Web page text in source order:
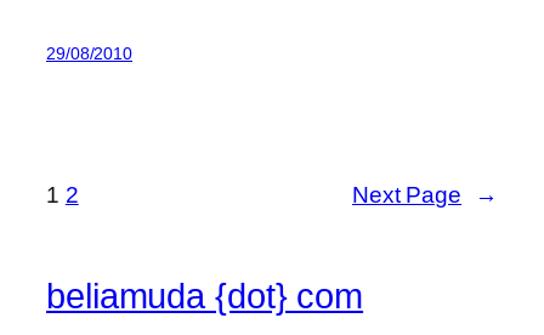
29/08/2010
1 2 Next Page →
beliamuda {dot} com